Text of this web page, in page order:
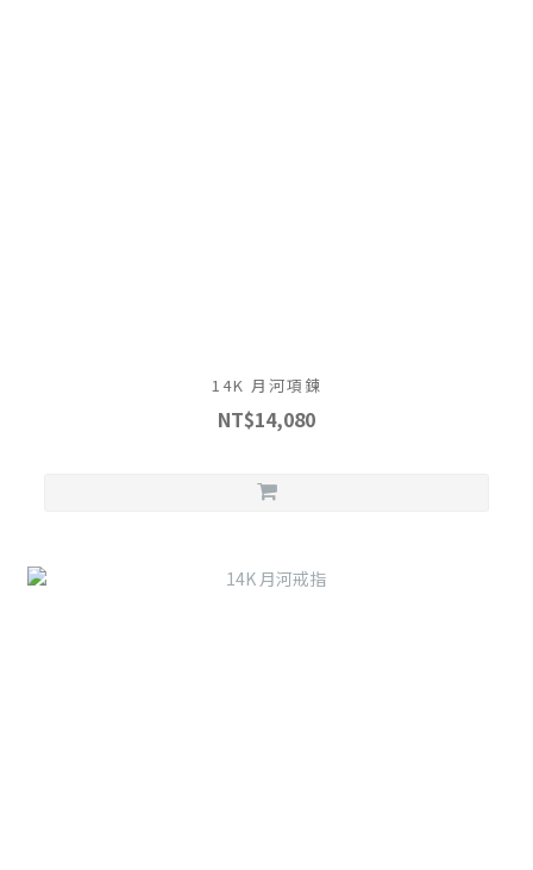
14K 月河項鍊
NT$14,080